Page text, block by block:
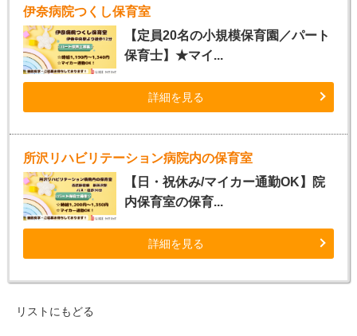
伊奈病院つくし保育室
【定員20名の小規模保育園／パート
保育士】★マイ...
詳細を見る
所沢リハビリテーション病院内の保育室
【日・祝休み/マイカー通勤OK】院
内保育室の保育...
詳細を見る
リストにもどる